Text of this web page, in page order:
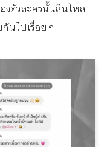
ตัวละครนั้นลื่นไหล
นไปเรื่อยๆ